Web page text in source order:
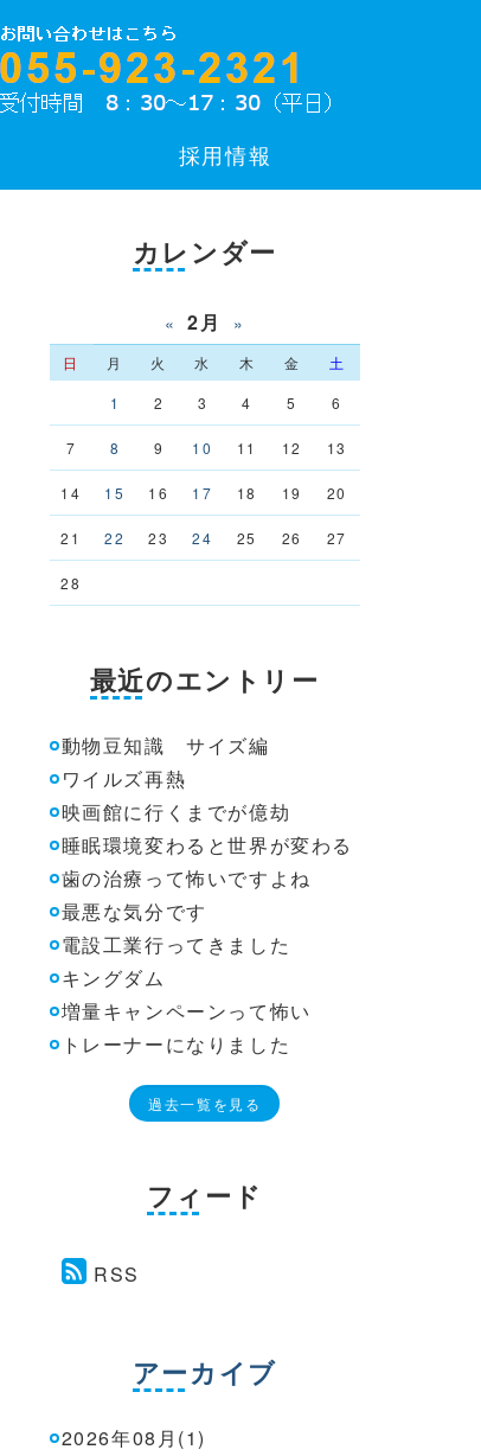
採用情報
カレンダー
« 2月 »
日 月 火 水 木 金
土
1
2 3 4 5 6
7 8 9 10 11 12 13
14 15 16 17 18 19 20
21 22 23 24 25 26 27
28
最近のエントリー
動物豆知識 サイズ編
ワイルズ再熱
映画館に行くまでが億劫
睡眠環境変わると世界が変わる
歯の治療って怖いですよね
最悪な気分です
電設工業行ってきました
キングダム
増量キャンペーンって怖い
トレーナーになりました
過去一覧を見る
フィード
RSS
アーカイブ
2026年08月(1)